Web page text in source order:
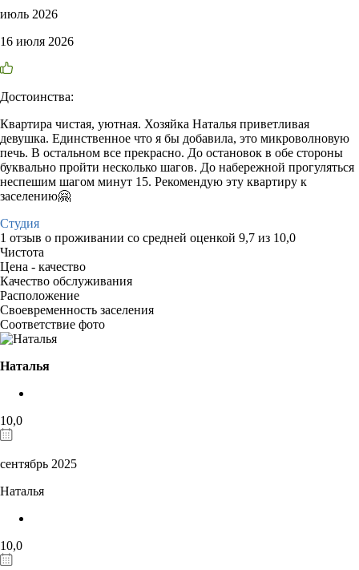
июль 2026
16 июля 2026
Достоинства:
Квартира чистая, уютная. Хозяйка Наталья приветливая
девушка. Единственное что я бы добавила, это микроволновую
печь. В остальном все прекрасно. До остановок в обе стороны
буквально пройти несколько шагов. До набережной прогуляться
неспешим шагом минут 15. Рекомендую эту квартиру к
заселению🤗
Студия
1 отзыв о проживании со средней оценкой 9,7 из 10,0
Чистота
Цена - качество
Качество обслуживания
Расположение
Своевременность заселения
Соответствие фото
Наталья
10,0
сентябрь 2025
Наталья
10,0